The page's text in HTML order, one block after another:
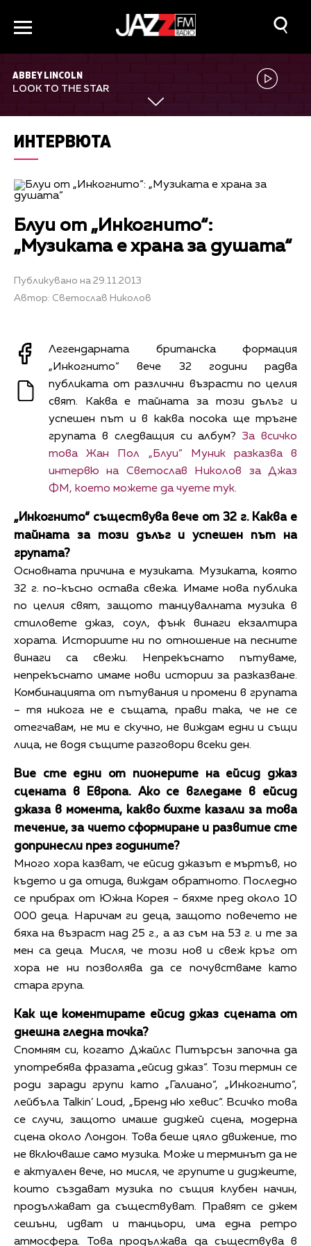
ABBEY LINCOLN
LOOK TO THE STAR
ИНТЕРВЮТА
Блуи от „Инкогнито“:
„Музиката е храна за душата“
Публикувано на 29.11.2013
Автор: Светослав Николов
Легендарната британска формация
„Инкогнито“ вече 32 години радва
публиката от различни възрасти по целия
свят. Каква е тайната за този дълъг и
успешен път и в каква посока ще тръгне
групата в следващия си албум?За всичко
това Жан Пол „Блуи“ Муник разказва в
интервю на Светослав Николов за Джаз
ФМ, което можете да чуете тук.
„Инкогнито“ съществува вече от 32 г. Каква е
тайната за този дълъг и успешен път на
групата?
Основната причина е музиката. Музиката, която
32 г. по-късно остава свежа. Имаме нова публика
по целия свят, защото танцувалната музика в
стиловете джаз, соул, фънк винаги екзалтира
хората. Историите ни по отношение на песните
винаги са свежи. Непрекъснато пътуваме,
непрекъснато имаме нови истории за разказване.
Комбинацията от пътувания и промени в групата
– тя никога не е същата, прави така, че не се
отегчавам, не ми е скучно, не виждам едни и същи
лица, не водя същите разговори всеки ден.
Вие сте едни от пионерите на ейсид джаз
сцената в Европа. Ако се вгледаме в ейсид
джаза в момента, какво бихте казали за това
течение, за чието сформиране и развитие сте
допринесли през годините?
Много хора казват, че ейсид джазът е мъртъв, но
където и да отида, виждам обратното. Последно
се прибрах от Южна Корея - бяхме пред около 10
000 деца. Наричам ги деца, защото повечето не
бяха на възраст над 25 г., а аз съм на 53 г. и те за
мен са деца. Мисля, че този нов и свеж кръг от
хора не ни позволява да се почувстваме като
стара група.
Как ще коментирате ейсид джаз сцената от
днешна гледна точка?
Спомням си, когато Джайлс Питърсън започна да
употребява фразата „ейсид джаз“. Този термин се
роди заради групи като „Галиано“, „Инкогнито“,
лейбъла Talkin’ Loud, „Бренд ню хевис“. Всичко това
се случи, защото имаше диджей сцена, модерна
сцена около Лондон. Това беше цяло движение, то
не включваше само музика. Може и терминът да не
е актуален вече, но мисля, че групите и диджеите,
които създават музика по същия клубен начин,
продължават да съществуват. Правят се джем
сешъни, идват и танцьори, има една ретро
атмосфера. Това продължава да съществува в